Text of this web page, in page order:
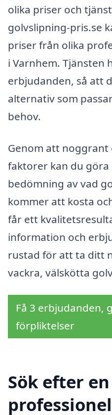
olika priser och
golvslipning-pris.se
priser från olika
i Varnhem. Tjänsten
erbjudanden, så att
alternativ som
behov.
Genom att noggrant
faktorer kan du
bedömning av vad
kommer att kosta
får ett
information och
rustad för att ta ditt
vackra, välskötta
Få 3 erbjudanden,
förpliktelser
Sök efter en